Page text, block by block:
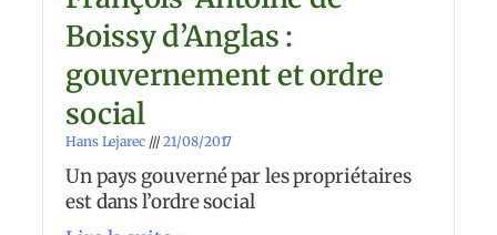
Boissy d’Anglas :
gouvernement et ordre
social
Hans Lejarec 21/08/2017
Un pays gouverné par les propriétaires
est dans l’ordre social